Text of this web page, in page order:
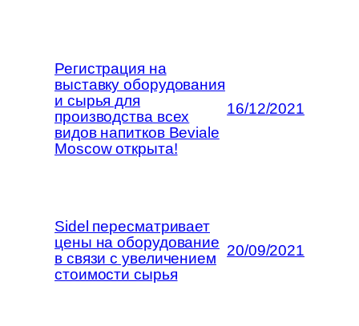
Регистрация на
выставку оборудования
и сырья для
производства всех
видов напитков Beviale
Moscow открыта!
16/12/2021
Sidel пересматривает
цены на оборудование
в связи с увеличением
стоимости сырья
20/09/2021